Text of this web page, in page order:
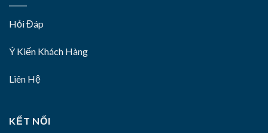
Hỏi Đáp
Ý Kiến Khách Hàng
Liên Hệ
KẾT NỐI